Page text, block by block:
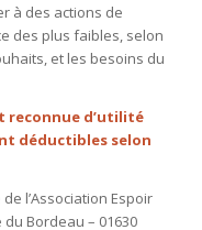
à des actions de
des plus faibles, selon
et les besoins du
reconnue d’utilité
déductibles selon
l’Association Espoir
Bordeau – 01630